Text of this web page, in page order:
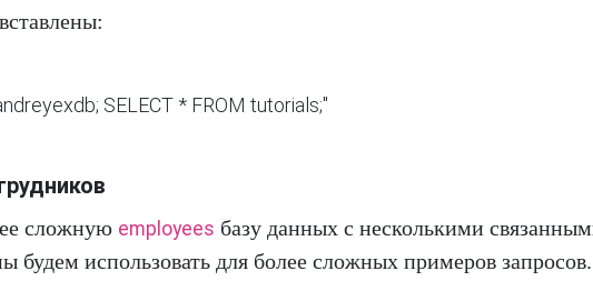
сложную employees базу данных с несколькими
будем использовать для более сложных примеров запросов.